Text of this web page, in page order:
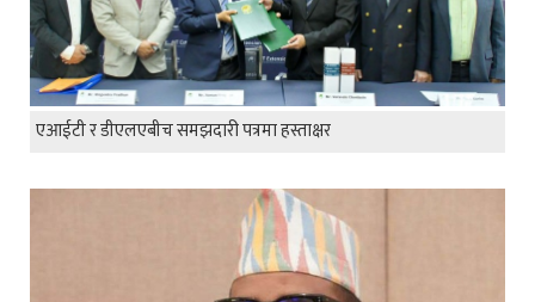
एआईटी र डीएलएबीच समझदारी पत्रमा हस्ताक्षर